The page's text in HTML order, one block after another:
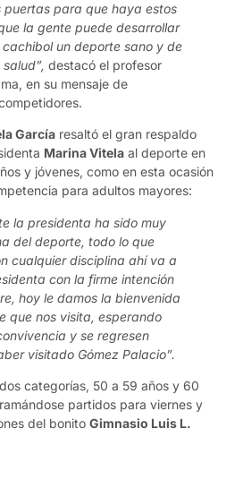
puertas para que haya estos
la gente puede desarrollar
un deporte sano y de
destacó el profesor
en su mensaje de
García resaltó el gran respaldo
Marina Vitela al deporte en
y jóvenes, como en esta ocasión
para adultos mayores:
la presidenta ha sido muy
del deporte, todo lo que
cualquier disciplina ahí va a
con la firme intención
hoy le damos la bienvenida
que nos visita, esperando
y se regresen
visitado Gómez Palacio”.
categorías, 50 a 59 años y 60
partidos para viernes y
del bonito Gimnasio Luis L.